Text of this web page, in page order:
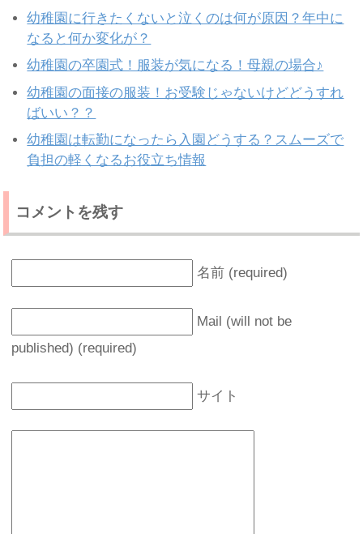
幼稚園に行きたくないと泣くのは何が原因？年中に
なると何か変化が？
幼稚園の卒園式！服装が気になる！母親の場合♪
幼稚園の面接の服装！お受験じゃないけどどうすれ
ばいい？？
幼稚園は転勤になったら入園どうする？スムーズで
負担の軽くなるお役立ち情報
コメントを残す
名前 (required)
Mail (will not be
published) (required)
サイト